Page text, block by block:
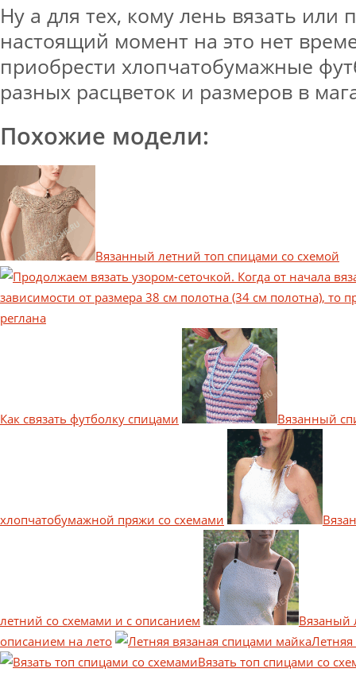
Ну а для тех, кому лень вязать или
настоящий момент на это нет
приобрести хлопчатобумажные
разных расцветок и размеров в
Похожие модели:
Вязанный летний топ спицами со схемой
Как связать футболку спицами Вязанный
хлопчатобумажной пряжи со схемами
летний со схемами и с описанием
Вязаный
описанием на лето
Вязать топ спицами со